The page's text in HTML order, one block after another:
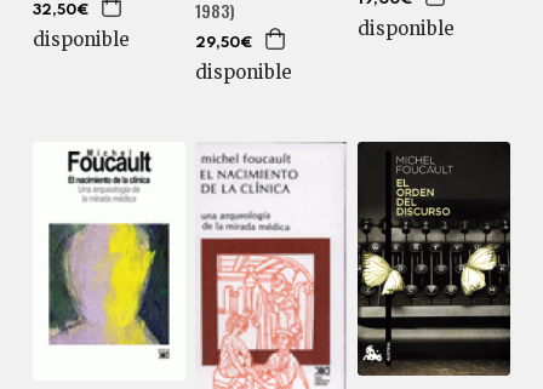
32,50€
disponible
1983)
29,50€
disponible
disponible